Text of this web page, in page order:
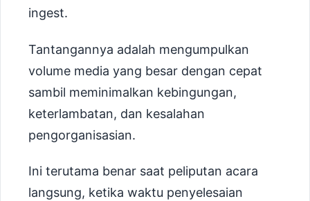
ingest.
Tantangannya adalah mengumpulkan
volume media yang besar dengan cepat
sambil meminimalkan kebingungan,
keterlambatan, dan kesalahan
pengorganisasian.
Ini terutama benar saat peliputan acara
langsung, ketika waktu penyelesaian